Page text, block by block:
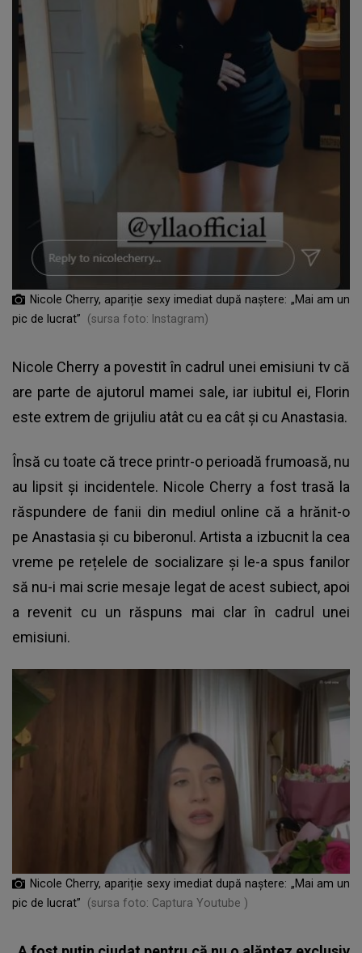
Nicole Cherry, apariție sexy imediat după naștere: „Mai am un
pic de lucrat”
(sursa foto: Instagram)
Nicole Cherry a povestit în cadrul unei emisiuni tv că
are parte de ajutorul mamei sale, iar iubitul ei, Florin
este extrem de grijuliu atât cu ea cât și cu Anastasia.
Însă cu toate că trece printr-o perioadă frumoasă, nu
au lipsit și incidentele. Nicole Cherry a fost trasă la
răspundere de fanii din mediul online că a hrănit-o
pe Anastasia și cu biberonul. Artista a izbucnit la cea
vreme pe rețelele de socializare și le-a spus fanilor
să nu-i mai scrie mesaje legat de acest subiect, apoi
a revenit cu un răspuns mai clar în cadrul unei
emisiuni.
Nicole Cherry, apariție sexy imediat după naștere: „Mai am un
pic de lucrat”
(sursa foto: Captura Youtube )